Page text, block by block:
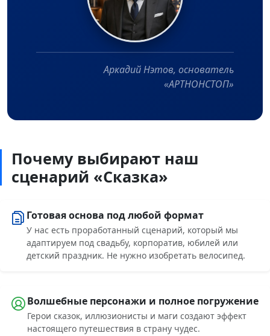
Аркадий Нэтов, основатель
«АРТНОНСТОП»
Почему выбирают наш
сценарий «Сказка»
Готовая основа под любой формат
У нас есть проработанный сценарий, который мы
адаптируем под свадьбу, корпоратив, юбилей или
детский праздник. Не нужно изобретать велосипед.
Волшебные персонажи и полное погружение
Герои сказок, иллюзионисты и маги создают эффект
настоящего путешествия в страну чудес.